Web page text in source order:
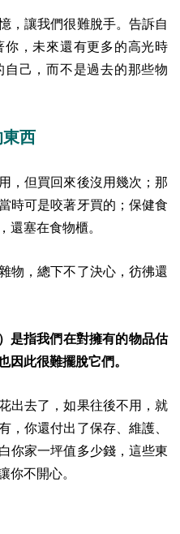
，讓我們很難脫手。告訴自
，未來還有更多的高光時
己，而不是過去的那些物
東西
，但買回來後沒用幾次；那
時可是咬著牙買的；保健食
還塞在食物櫃。
物，總下不了決心，彷彿還
是指我們在對擁有的物品估
因此很難擺脫它們。
出去了，如果往後不用，就
，你還付出了保存、維護、
你家一坪值多少錢，這些東
你不開心。